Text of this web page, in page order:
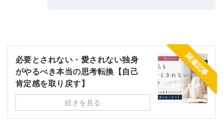
関連記事
必要とされない・愛されない独身
がやるべき本当の思考転換【自己
肯定感を取り戻す】
続きを見る